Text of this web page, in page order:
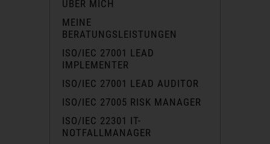
ÜBER MICH
MEINE
BERATUNGSLEISTUNGEN
ISO/IEC 27001 LEAD
IMPLEMENTER
ISO/IEC 27001 LEAD AUDITOR
ISO/IEC 27005 RISK MANAGER
ISO/IEC 22301 IT-
NOTFALLMANAGER